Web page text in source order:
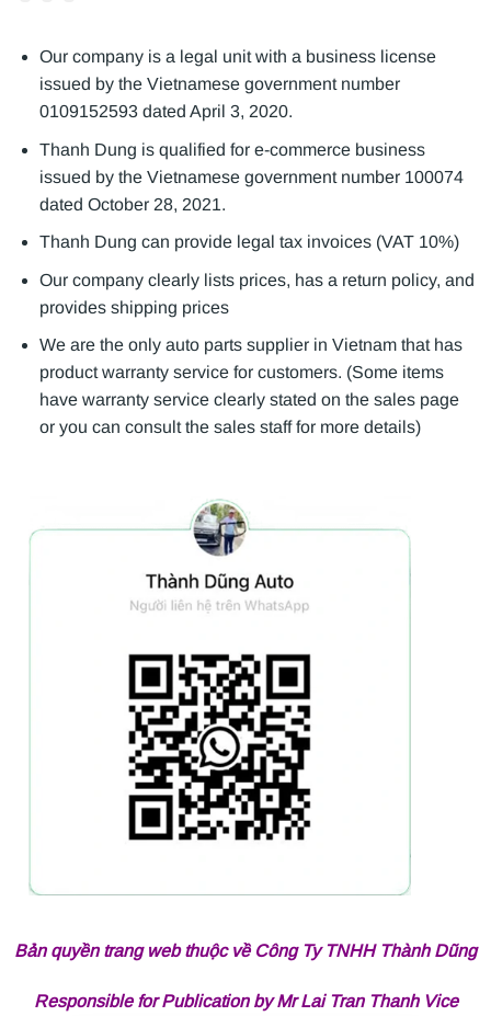
Our company is a legal unit with a business license
issued by the Vietnamese government number
0109152593 dated April 3, 2020.
Thanh Dung is qualified for e-commerce business
issued by the Vietnamese government number 100074
dated October 28, 2021.
Thanh Dung can provide legal tax invoices (VAT 10%)
Our company clearly lists prices, has a return policy, and
provides shipping prices
We are the only auto parts supplier in Vietnam that has
product warranty service for customers. (Some items
have warranty service clearly stated on the sales page
or you can consult the sales staff for more details)
Bản quyền trang web thuộc về Công Ty TNHH Thành Dũng
Responsible for Publication by Mr Lai Tran Thanh Vice